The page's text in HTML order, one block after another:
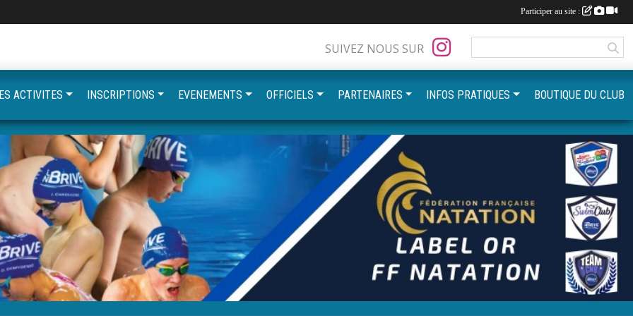
SUIVEZ NOUS SUR
ACTIVITES INSCRIPTIONS EVENEMENTS OFFICIELS PARTENAIRES INFOS PRATIQUES BOUTIQUE DU CLUB
Participer au site :